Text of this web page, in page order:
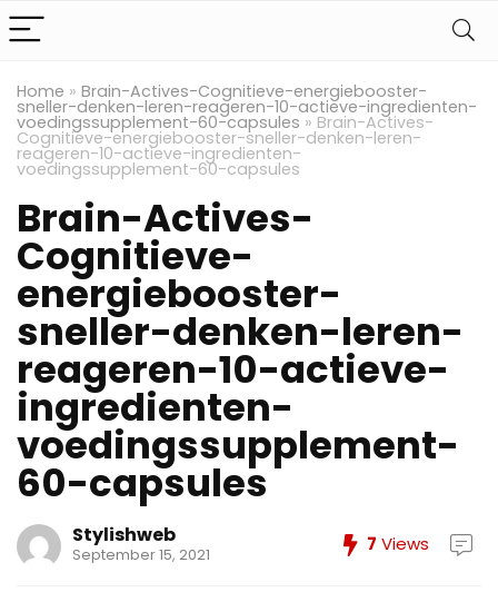
Home » Brain-Actives-Cognitieve-energiebooster-
sneller-denken-leren-reageren-10-actieve-ingredienten-
voedingssupplement-60-capsules » Brain-Actives-
Cognitieve-energiebooster-sneller-denken-leren-
reageren-10-actieve-ingredienten-
voedingssupplement-60-capsules
Brain-Actives-
Cognitieve-
energiebooster-
sneller-denken-leren-
reageren-10-actieve-
ingredienten-
voedingssupplement-
60-capsules
Stylishweb
September 15, 2021 7 Views